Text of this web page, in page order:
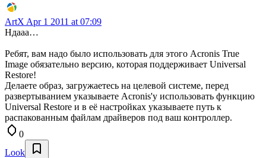
ArtX Apr 1 2011 at 07:09
Ндааа…
Ребят, вам надо было использовать для этого Acronis True
Image обязательно версию, которая поддерживает Universal
Restore!
Делаете образ, загружаетесь на целевой системе, перед
развертыванием указываете Acronis'у использовать функцию
Universal Restore и в её настройках указываете путь к
распакованным файлам драйверов под ваш контроллер.
0
Look